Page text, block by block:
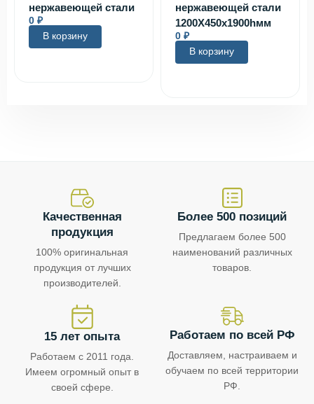
нержавеющей стали
0 ₽
В корзину
нержавеющей стали
1200Х450х1900hмм
0 ₽
В корзину
Качественная
продукция
100% оригинальная
продукция от лучших
производителей.
Более 500 позиций
Предлагаем более 500
наименований различных
товаров.
15 лет опыта
Работаем с 2011 года.
Имеем огромный опыт в
своей сфере.
Работаем по всей РФ
Доставляем, настраиваем и
обучаем по всей территории
РФ.